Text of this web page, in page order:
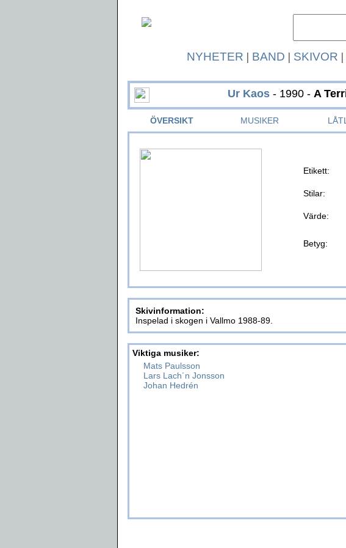
NYHETER | BAND | SKIVOR |
Ur Kaos - 1990 - A
ÖVERSIKT MUSIKER
Etikett:
Stilar:
Värde:
Betyg:
Skivinformation:
Inspelad i skogen i Vallmo 1988-89.
Viktiga musiker:
Mats Paulsson
Lars Lach´n Jonsson
Johan Hedrén